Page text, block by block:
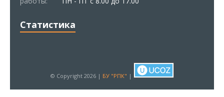
Статистика
© Copyright 2026 | БУ "РПК" |